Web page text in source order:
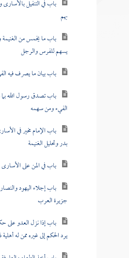
باب في التنفيل بالأسارى
بهم
باب ما يخمس من
يسهم للفرس والرجل
باب بيان ما يصرف فيه
باب تصدق رسول الله
الفيء ومن سهمه
باب الإمام مخير في
بدر وتحليل الغنيمة
باب في المن على الأسارى
باب إجلاء اليهود
جزيرة العرب
باب إذا نزل العدو على
يرد الحكم إلى غيره ممن له